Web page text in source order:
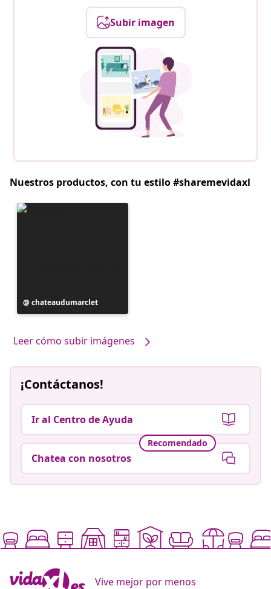
Subir imagen
Nuestros productos, con tu estilo #sharemevidaxl
Publicación
realizada
chateaudumarclet
Leer cómo subir imágenes
¡Contáctanos!
Ir al Centro de Ayuda
Recomendado
Chatea con nosotros
Vive mejor por menos